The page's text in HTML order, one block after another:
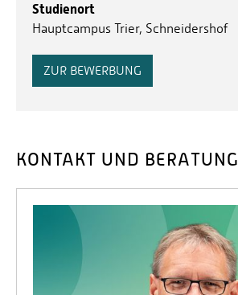
Studienort
Hauptcampus Trier, Schneidershof
ZUR BEWERBUNG
KONTAKT UND BERATUNG